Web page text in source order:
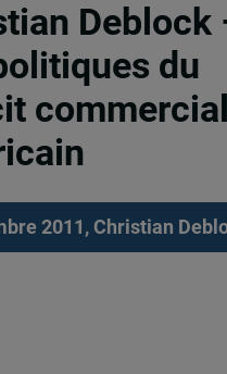
Deblock
du
commercial
2011, Christian